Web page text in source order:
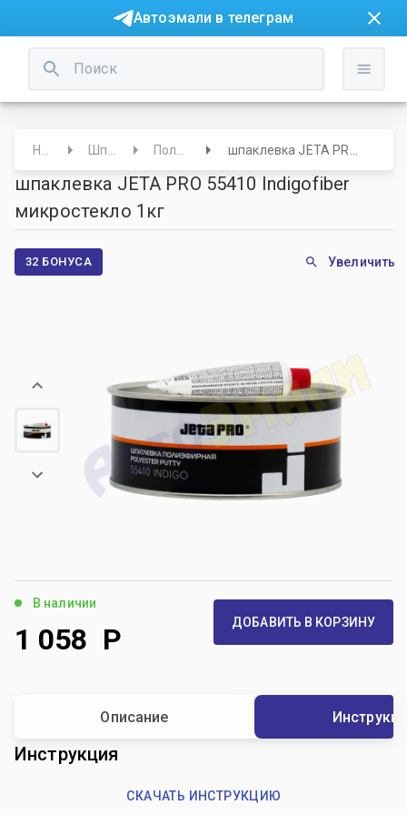
Автоэмали в телеграм
шпаклевка JETA PRO 55410 Indigofiber
микростекло 1кг
32 БОНУСА Увеличить
В наличии
1 058 Р ДОБАВИТЬ В КОРЗИНУ
Описание
Инструкция
СКАЧАТЬ ИНСТРУКЦИЮ